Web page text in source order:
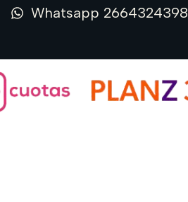
Whatsapp 2664324398